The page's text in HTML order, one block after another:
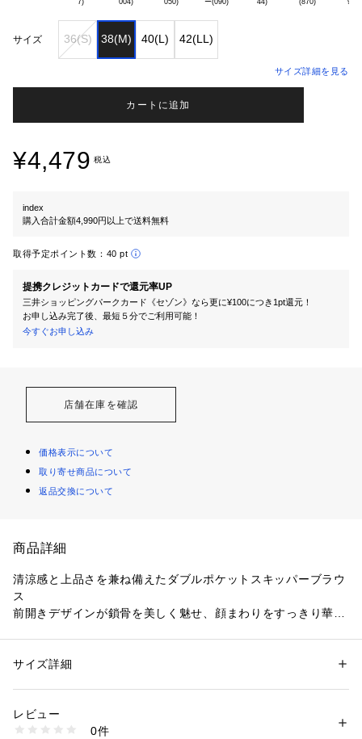
サイズ 36(S) 38(M) 40(L) 42(LL)
サイズ詳細を見る
カートに追加
¥4,479 税込
index
購入合計金額4,990円以上で送料無料
取得予定ポイント数： 40 pt
提携クレジットカードで還元率UP
三井ショッピングパークカード《セゾン》なら更に¥100につき1pt還元！
お申し込み完了後、最短５分でご利用可能！
今すぐお申し込み
店舗在庫を確認
価格表示について
取り寄せ商品について
返品交換について
商品詳細
清涼感と上品さを兼ね備えたダブルポケットスキッパーブラウ
ス
前開きデザインが鎖骨を美しく魅せ、顔まわりをすっきり華や
中きれいが続きます。
・前開きデザインのスキッパーネックがデコルテを美しく見
せ、大人のリラックス感を演出。
性別：レディース
素材：ポリエステル100％
商品番号：
C58-81007 （ショップ）
サイズ詳細
レビュー
0件